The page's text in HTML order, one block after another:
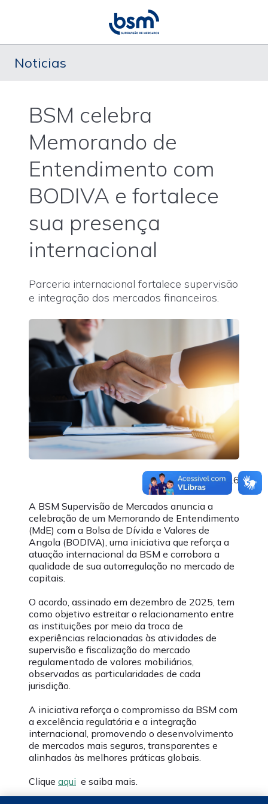
Noticias
BSM celebra
Memorando de
Entendimento com
BODIVA e fortalece
sua presença
internacional
Parceria internacional fortalece supervisão
e integração dos mercados financeiros.
06/01/2026
A BSM Supervisão de Mercados anuncia a
celebração de um Memorando de Entendimento
(MdE) com a Bolsa de Dívida e Valores de
Angola (BODIVA), uma iniciativa que reforça a
atuação internacional da BSM e corrobora a
qualidade de sua autorregulação no mercado de
capitais.
O acordo, assinado em dezembro de 2025, tem
como objetivo estreitar o relacionamento entre
as instituições por meio da troca de
experiências relacionadas às atividades de
supervisão e fiscalização do mercado
regulamentado de valores mobiliários,
observadas as particularidades de cada
jurisdição.
A iniciativa reforça o compromisso da BSM com
a excelência regulatória e a integração
internacional, promovendo o desenvolvimento
de mercados mais seguros, transparentes e
alinhados às melhores práticas globais.
Clique aqui e saiba mais.